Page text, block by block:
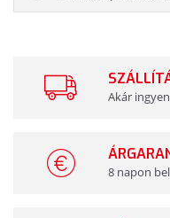
Akár ingyen
8 napon